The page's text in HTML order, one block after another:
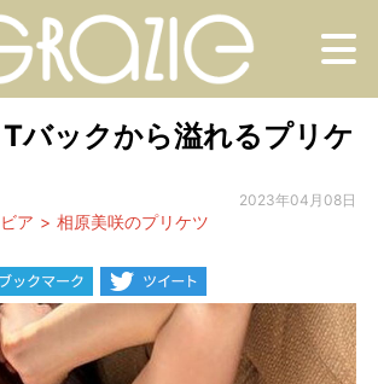
バックから溢れるプリケ
2023年04月08日
ア 相原美咲のプリケツ